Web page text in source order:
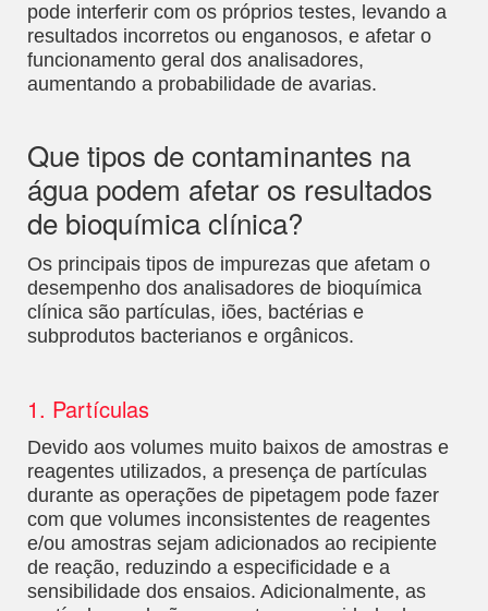
pode interferir com os próprios testes, levando a
resultados incorretos ou enganosos, e afetar o
funcionamento geral dos analisadores,
aumentando a probabilidade de avarias.
Que tipos de contaminantes na
água podem afetar os resultados
de bioquímica clínica?
Os principais tipos de impurezas que afetam o
desempenho dos analisadores de bioquímica
clínica são partículas, iões, bactérias e
subprodutos bacterianos e orgânicos.
1. Partículas
Devido aos volumes muito baixos de amostras e
reagentes utilizados, a presença de partículas
durante as operações de pipetagem pode fazer
com que volumes inconsistentes de reagentes
e/ou amostras sejam adicionados ao recipiente
de reação, reduzindo a especificidade e a
sensibilidade dos ensaios. Adicionalmente, as